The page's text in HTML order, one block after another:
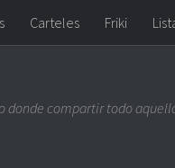
Carteles Friki
donde compartir todo